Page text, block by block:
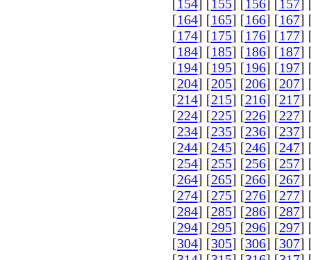
[154] [155] [156] [157]
[164] [165] [166] [167]
[174] [175] [176] [177]
[184] [185] [186] [187]
[194] [195] [196] [197]
[204] [205] [206] [207]
[214] [215] [216] [217]
[224] [225] [226] [227]
[234] [235] [236] [237]
[244] [245] [246] [247]
[254] [255] [256] [257]
[264] [265] [266] [267]
[274] [275] [276] [277]
[284] [285] [286] [287]
[294] [295] [296] [297]
[304] [305] [306] [307]